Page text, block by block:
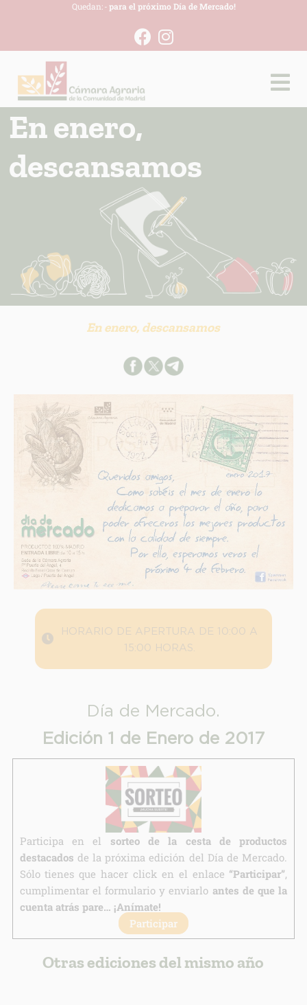
Quedan: -para el próximo Día de Mercado!
En enero,
descansamos
En enero, descansamos
HORARIO DE APERTURA DE 10:00 A
15:00 HORAS.
Día de Mercado.
Edición 1 de Enero de 2017
Participa en el sorteo de la cesta de productos
destacados de la próxima edición del Día de Mercado.
Sólo tienes que hacer click en el enlace “Participar”,
cumplimentar el formulario y enviarlo antes de que la
cuenta atrás pare… ¡Anímate!
Participar
Otras ediciones del mismo año
link